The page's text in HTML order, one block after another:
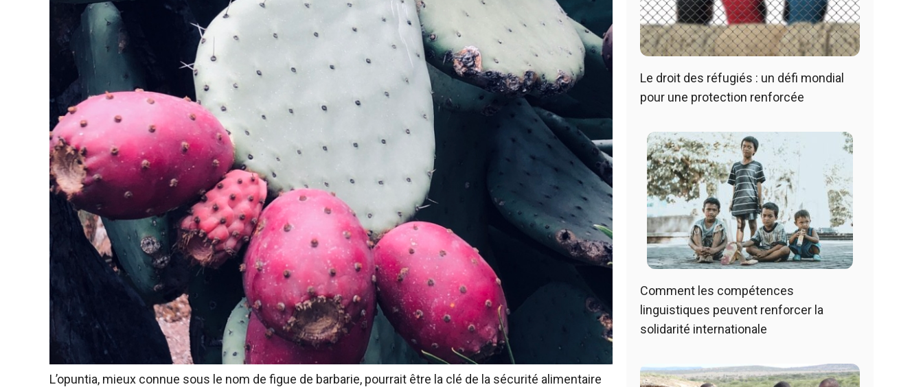
L’opuntia, mieux connue sous le nom de figue de barbarie, pourrait être la clé de la sécurité alimentaire
Le droit des réfugiés : un défi mondial
pour une protection renforcée
Comment les compétences
linguistiques peuvent renforcer la
solidarité internationale